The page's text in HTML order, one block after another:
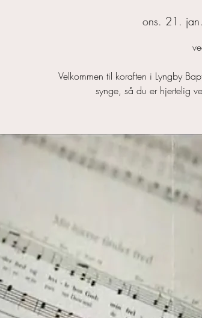
ons. 21. jan.
Velkommen til koraften i Lyngby
synge, så du er hjertelig